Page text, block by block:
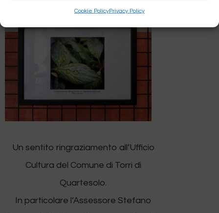
Cookie PolicyPrivacy Policy
Un sentito ringraziamento all’Ufficio
Cultura del Comune di Torri di
Quartesolo.
In particolare l’Assessore Stefano